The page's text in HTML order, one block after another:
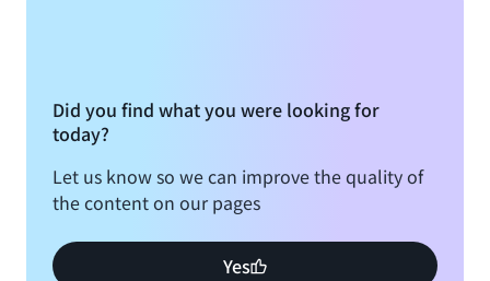
Did you find what you were looking for
today?
Let us know so we can improve the quality of
the content on our pages
Yes